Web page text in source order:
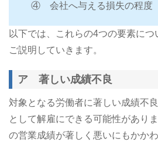
④ 会社へ与える損失の程度
以下では、これらの4つの要素につ
ご説明していきます。
ア 著しい成績不良
対象となる労働者に著しい成績不
として解雇にできる可能性があり
の営業成績が著しく悪いにもかか